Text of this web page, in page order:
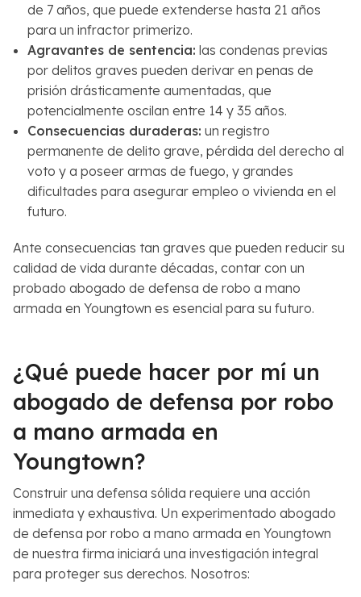
de 7 años, que puede extenderse hasta 21 años
para un infractor primerizo.
Agravantes de sentencia: las condenas previas
por delitos graves pueden derivar en penas de
prisión drásticamente aumentadas, que
potencialmente oscilan entre 14 y 35 años.
Consecuencias duraderas: un registro
permanente de delito grave, pérdida del derecho al
voto y a poseer armas de fuego, y grandes
dificultades para asegurar empleo o vivienda en el
futuro.
Ante consecuencias tan graves que pueden reducir su
calidad de vida durante décadas, contar con un
probado abogado de defensa de robo a mano
armada en Youngtown es esencial para su futuro.
¿Qué puede hacer por mí un
abogado de defensa por robo
a mano armada en
Youngtown?
Construir una defensa sólida requiere una acción
inmediata y exhaustiva. Un experimentado abogado
de defensa por robo a mano armada en Youngtown
de nuestra firma iniciará una investigación integral
para proteger sus derechos. Nosotros: